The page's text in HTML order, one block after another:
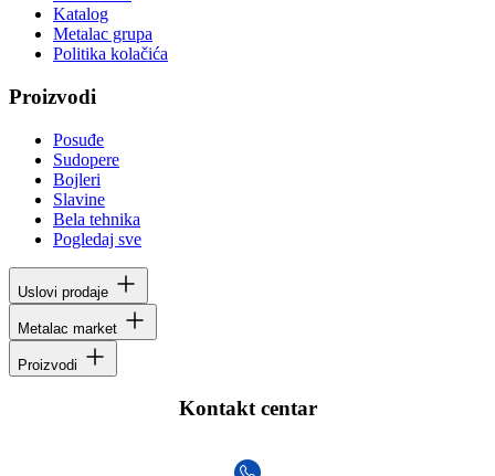
Katalog
Metalac grupa
Politika kolačića
Proizvodi
Posuđe
Sudopere
Bojleri
Slavine
Bela tehnika
Pogledaj sve
Uslovi prodaje
Metalac market
Proizvodi
Kontakt centar